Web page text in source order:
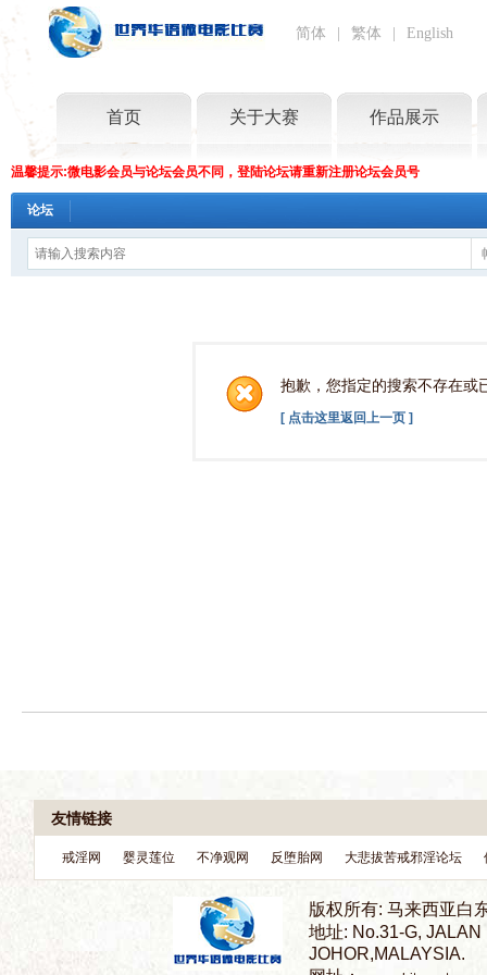
简体 繁体 English
首页 关于大赛 作品展示
温馨提示:微电影会员与论坛会员不同，登陆论坛请重新注册论坛会员号
论坛
抱歉，您指定的搜索不存在或
[ 点击这里返回上一页 ]